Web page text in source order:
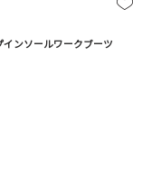
インソールワークブーツ